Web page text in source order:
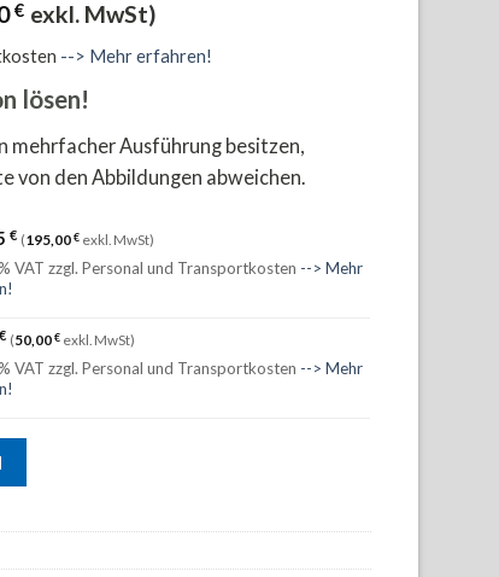
€ exkl. MwSt)
--> Mehr erfahren!
lösen!
Ausführung besitzen,
von den Abbildungen abweichen.
€ (195,00€ exkl. MwSt)
VAT zzgl. Personal und Transportkosten --> Mehr
€ (50,00€ exkl. MwSt)
VAT zzgl. Personal und Transportkosten --> Mehr